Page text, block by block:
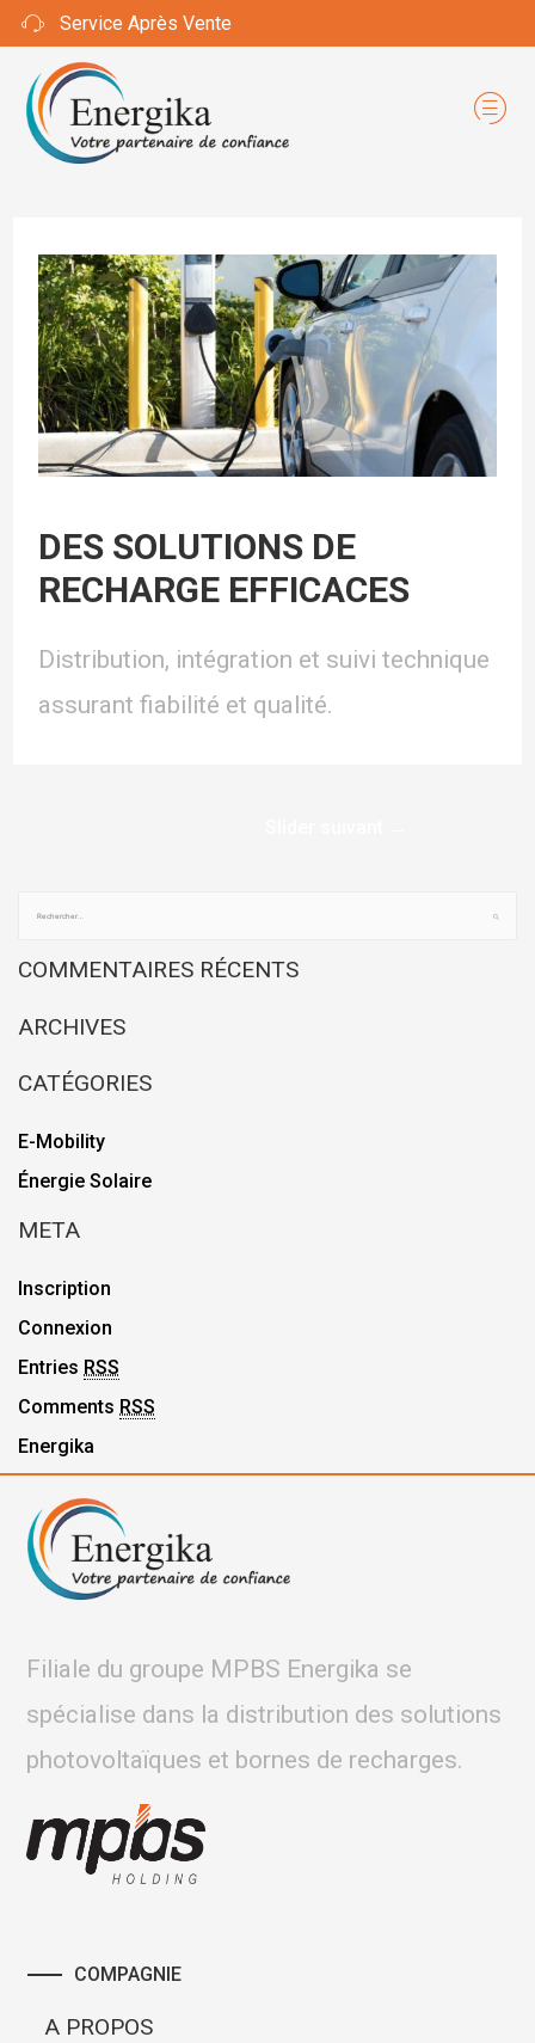
Service Après Vente
DES SOLUTIONS DE
RECHARGE EFFICACES
Distribution, intégration et suivi technique
assurant fiabilité et qualité.
COMMENTAIRES RÉCENTS
ARCHIVES
CATÉGORIES
E-Mobility
Énergie Solaire
META
Inscription
Connexion
Entries RSS
Comments RSS
Energika
Filiale du groupe MPBS Energika se
spécialise dans la distribution des solutions
photovoltaïques et bornes de recharges.
COMPAGNIE
A PROPOS